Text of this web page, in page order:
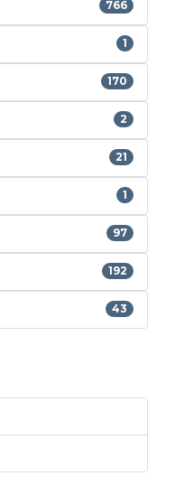
766
1
170
2
21
1
97
192
43